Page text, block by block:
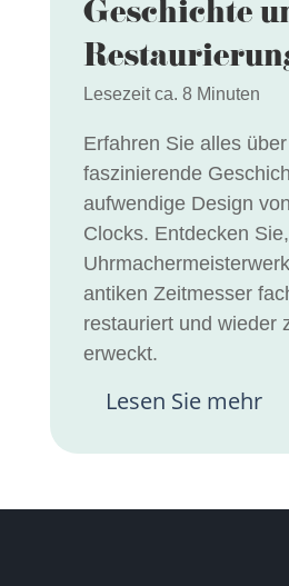
Geschichte
Lesezeit ca. 8 Minuten
Erfahren Sie alles
faszinierende
aufwendige Design
Clocks. Entdecken
antiken Zeitmesser
restauriert und wieder
erweckt.
Lesen Sie mehr